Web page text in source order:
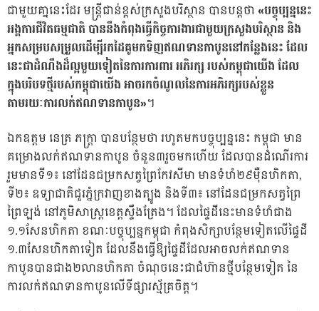
ជាមួយគា្ននេះដែរ មន្ត្រីជាន់ខ្ពស់ក្រសួងបរិស្ថាន បានបន្តថា «បច្ចុប្បន្ននេះ
អង្គការជីវិតធម្មជាតិ បាននឹងកំពុងធ្វើកិច្ចការងារជាមួយក្រសួងបរិស្ថាន និង
អ្នកសម្របសម្រួលដើម្បីរកដៃគូមកទិញឥណទានកាបូននៅកន្លែងនេះ ដែល
នេះជាដំណឹងដ៏ល្អមួយទៀតនៃការការពារ អភិរក្ស របស់កម្ពុជាយើង ដែល
ក្នុងបរិបទថ្មីរបស់កម្ពុជាយើង អាចរកចំណូលនៃការអភិរក្សរបស់ខ្លួន
តាមរយៈការលក់ឥណទានកាបូន»។
ឯកឧត្តម នេត្រ ភក្ត្រា បានបន្ថែមថា រហូតមកបច្ចុប្បន្ននេះ កម្ពុជា មាន
គម្រោងលក់ឥណទានកាបូន ចំនួន៣រួចមកហើយ ដែលបានដំណើរការ
រួមមានទី១៖ នៅដែនជម្រកសត្វព្រៃកែវសីមា មានទំហំ២៩ម៉ឺនហិកតា,
ទី២៖ ឧទ្យាជាតិជួរភ្នំក្រវាញខាងត្បូង និងទី៣៖ នៅដែនជម្រកសត្វព្រៃ
ព្រៃឡង់ នៅភូមិសាស្ត្រខេត្តស្ទឹងត្រែង។ ដែលផ្ទៃដីនេះមានទំហំជាង
១.១សែនហិកតា ខណៈបច្ចុប្បន្នកម្ពុជា កំពុងសិក្សាបន្ថែមទៀតលើផ្ទៃដី
១.៣សែនហិកតាទៀត ដែលនឹងធ្វើឱ្យផ្ទៃដីដែលអាចលក់ឥណទាន
កាបូនបានជាង២លានហិកតា ចំណុចនេះជាជំហ៊ានថ្មីបន្ថែមទៀត នៃ
ការលក់ឥណទានកាបូនលើទីផ្សារស្ម័គ្រចិត្ត។